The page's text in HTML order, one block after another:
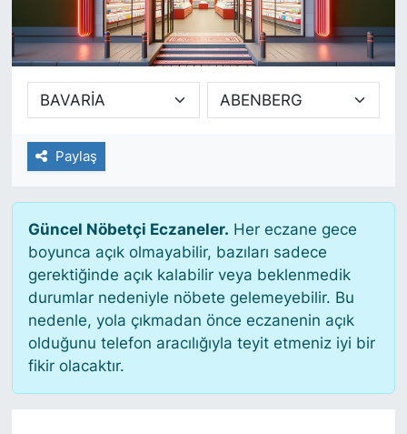
Paylaş
Güncel Nöbetçi Eczaneler. Her eczane gece
boyunca açık olmayabilir, bazıları sadece
gerektiğinde açık kalabilir veya beklenmedik
durumlar nedeniyle nöbete gelemeyebilir. Bu
nedenle, yola çıkmadan önce eczanenin açık
olduğunu telefon aracılığıyla teyit etmeniz iyi bir
fikir olacaktır.
SİYASET
SAĞLIK